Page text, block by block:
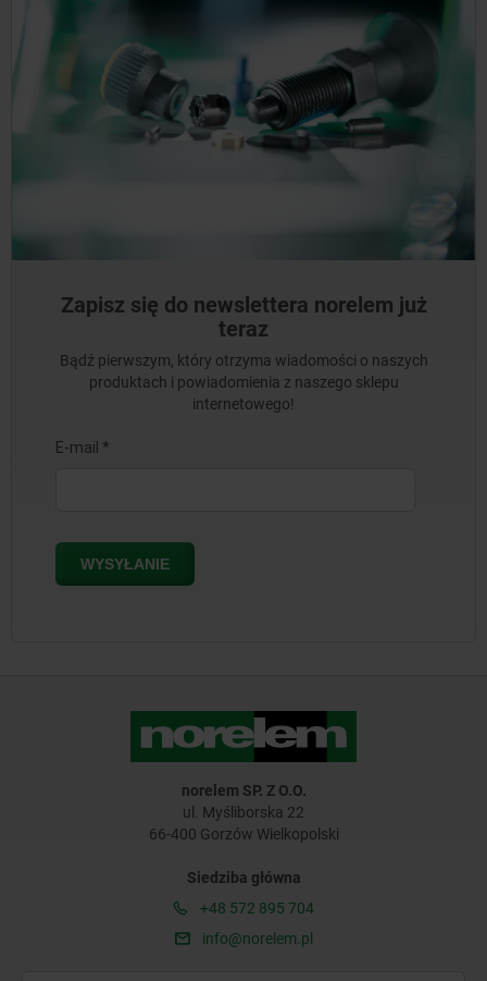
Zapisz się do newslettera norelem już
teraz
Bądź pierwszym, który otrzyma wiadomości o naszych
produktach i powiadomienia z naszego sklepu
internetowego!
norelem SP. Z O.O.
ul. Myśliborska 22
66-400 Gorzów Wielkopolski
Siedziba główna
+48 572 895 704
info@norelem.pl